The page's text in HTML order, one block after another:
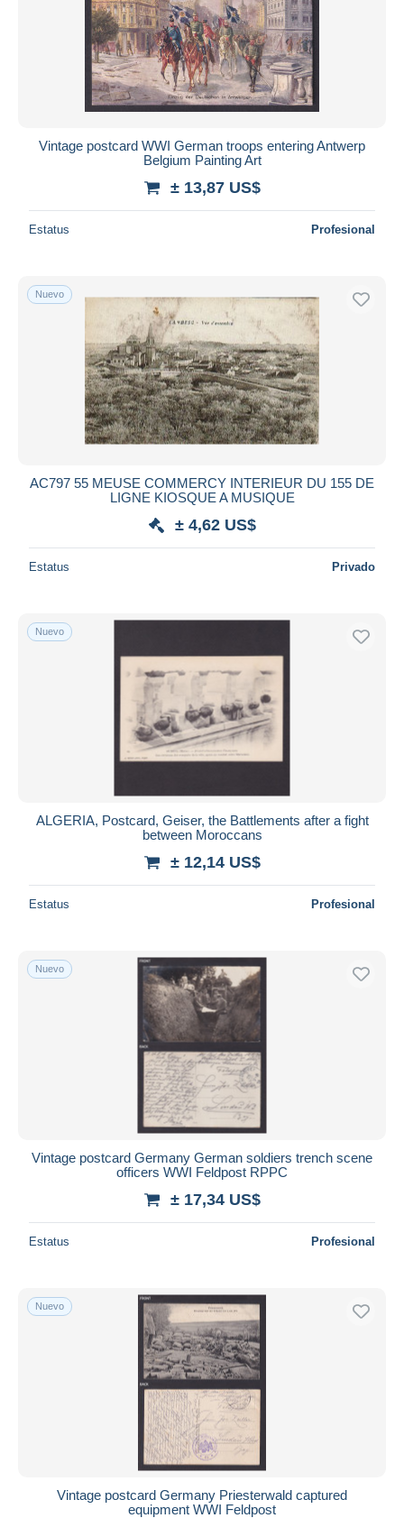
Vintage postcard WWI German troops entering Antwerp
Belgium Painting Art
± 13,87 US$
Estatus Profesional
Nuevo
AC797 55 MEUSE COMMERCY INTERIEUR DU 155 DE
LIGNE KIOSQUE A MUSIQUE
± 4,62 US$
Estatus Privado
Nuevo
ALGERIA, Postcard, Geiser, the Battlements after a fight
between Moroccans
± 12,14 US$
Estatus Profesional
Nuevo
Vintage postcard Germany German soldiers trench scene
officers WWI Feldpost RPPC
± 17,34 US$
Estatus Profesional
Nuevo
Vintage postcard Germany Priesterwald captured
equipment WWI Feldpost